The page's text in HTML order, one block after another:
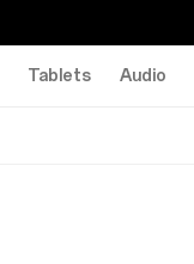
Tablets Audio